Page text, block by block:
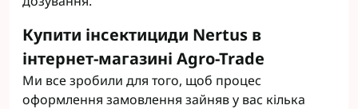
Купити інсектициди Nertus в
інтернет-магазині Agro-Trade
Ми все зробили для того, щоб процес
оформлення замовлення зайняв у вас кілька